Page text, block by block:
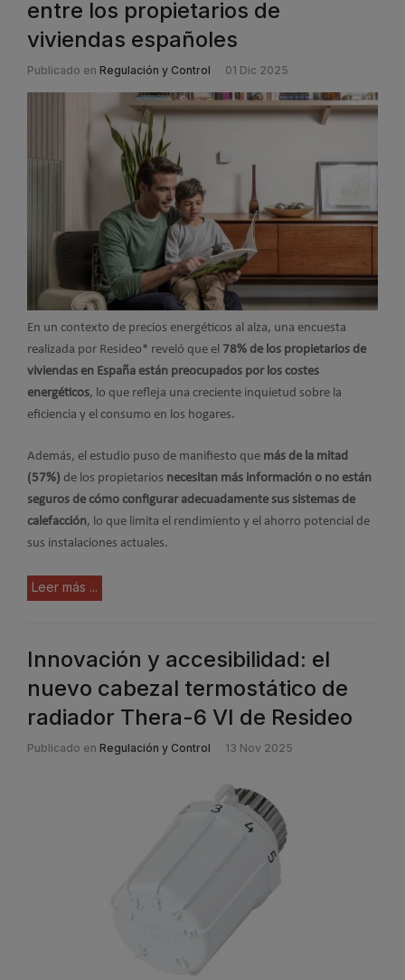
entre los propietarios de
viviendas españoles
Publicado en Regulación y Control 01 Dic 2025
En un contexto de precios energéticos al alza, una encuesta
realizada por Resideo* reveló que el 78% de los propietarios de
viviendas en España están preocupados por los costes
energéticos, lo que refleja una creciente inquietud sobre la
eficiencia y el consumo en los hogares.
Además, el estudio puso de manifiesto que más de la mitad
(57%) de los propietarios necesitan más información o no están
seguros de cómo configurar adecuadamente sus sistemas de
calefacción, lo que limita el rendimiento y el ahorro potencial de
sus instalaciones actuales.
Leer más ...
Innovación y accesibilidad: el
nuevo cabezal termostático de
radiador Thera-6 VI de Resideo
Publicado en Regulación y Control 13 Nov 2025